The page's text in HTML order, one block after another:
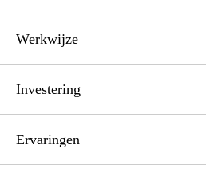
Werkwijze
Investering
Ervaringen